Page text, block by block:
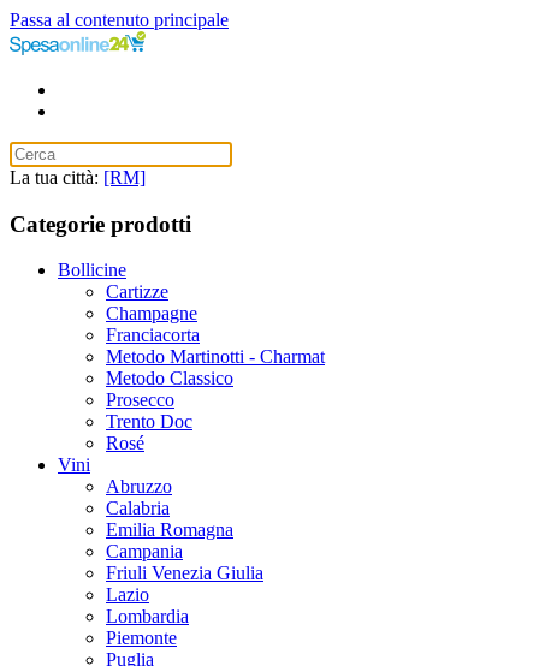
Passa al contenuto principale
La tua città: [RM]
Categorie prodotti
Bollicine
Cartizze
Champagne
Franciacorta
Metodo Martinotti - Charmat
Metodo Classico
Prosecco
Trento Doc
Rosé
Vini
Abruzzo
Calabria
Emilia Romagna
Campania
Friuli Venezia Giulia
Lazio
Lombardia
Piemonte
Puglia